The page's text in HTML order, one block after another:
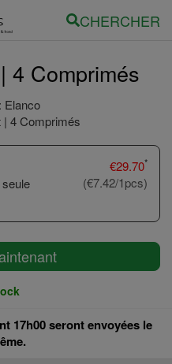
CHERCHER
4 Comprimés
Elanco
€29.70*
(€7.42/1pcs)
17h00 seront envoyées le